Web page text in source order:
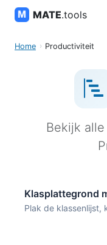
MATE.tools
Home Productiviteit
Bekijk
Klasplattegrond
Plak de klassenlijst,